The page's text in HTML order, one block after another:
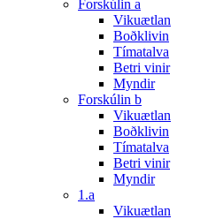
Forskúlin a
Vikuætlan
Boðklivin
Tímatalva
Betri vinir
Myndir
Forskúlin b
Vikuætlan
Boðklivin
Tímatalva
Betri vinir
Myndir
1.a
Vikuætlan